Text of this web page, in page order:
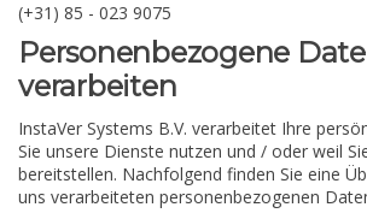
(+31) 85 - 023 9075
Personenbezogene
verarbeiten
InstaVer Systems B.V. verarbeitet Ihre
Sie unsere Dienste nutzen und / oder weil
bereitstellen. Nachfolgend finden Sie eine
uns verarbeiteten personenbezogenen